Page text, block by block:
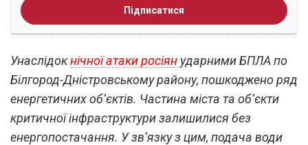
Підписатися
Унаслідокнічної атаки росіян ударними БПЛА по
Білгород-Дністровському району, пошкоджено ряд
енергетичних об’єктів. Частина міста та об’єкти
критичної інфраструктури залишилися без
енергопостачання. У зв’язку з цим, подача води